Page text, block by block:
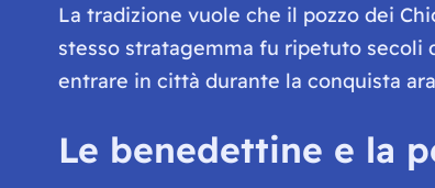
La tradizione vuole che il pozzo dei
stesso stratagemma fu ripetuto secoli
entrare in città durante la conquista
Le benedettine e la